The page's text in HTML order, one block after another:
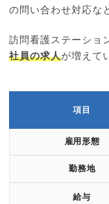
の問い合わせ対応な
訪問看護ステーショ
社員の求人が増えて
項目
雇用形態
勤務地
給与